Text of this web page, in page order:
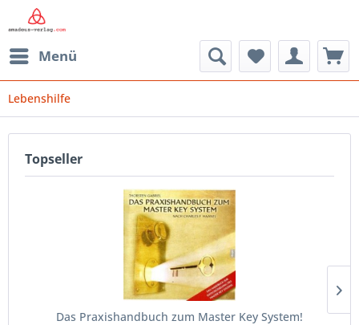
Menü
Lebenshilfe
Topseller
Das Praxishandbuch zum Master Key System!